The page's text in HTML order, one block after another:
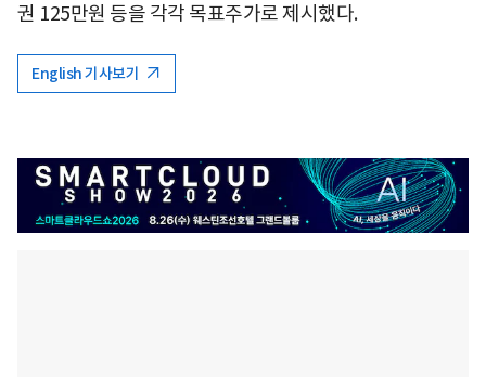
권 125만원 등을 각각 목표주가로 제시했다.
English 기사보기